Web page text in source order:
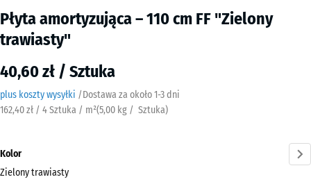
Płyta amortyzująca – 110 cm FF "Zielony
trawiasty"
40,60 zł / Sztuka
plus koszty wysyłki /Dostawa za około​ ​ ​​​1-3 dni
162,40 zł / 4 Sztuka / m²(5,00 kg / Sztuka)
Kolor
Zielony trawiasty